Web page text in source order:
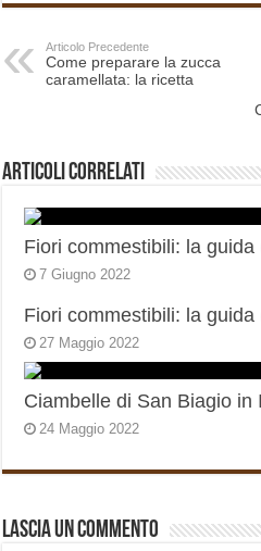
Articolo Precedente
Come preparare la zucca
caramellata: la ricetta
Articoli correlati
Fiori commestibili: la
7 Giugno 2022
Fiori commestibili: la guida
27 Maggio 2022
Ciambelle di San Biagio
24 Maggio 2022
Lascia un commento